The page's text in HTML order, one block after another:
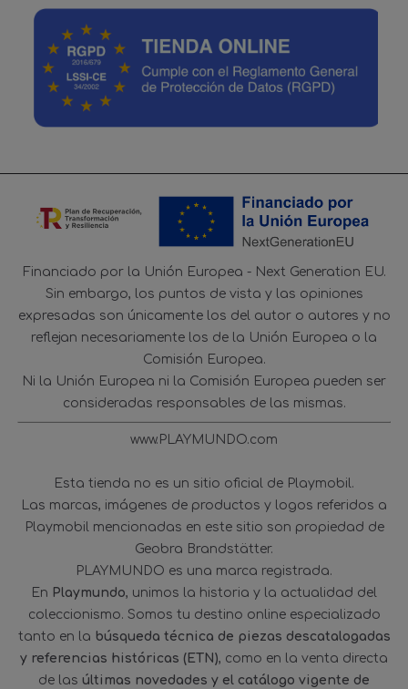
Financiado por la Unión Europea - Next Generation EU.
Sin embargo, los puntos de vista y las opiniones
expresadas son únicamente los del autor o autores y no
reflejan necesariamente los de la Unión Europea o la
Comisión Europea.
Ni la Unión Europea ni la Comisión Europea pueden ser
consideradas responsables de las mismas.
www.PLAYMUNDO.com
Esta tienda no es un sitio oficial de Playmobil.
Las marcas, imágenes de productos y logos referidos a
Playmobil mencionadas en este sitio son propiedad de
Geobra Brandstätter.
PLAYMUNDO es una marca registrada.
En Playmundo, unimos la historia y la actualidad del
coleccionismo. Somos tu destino online especializado
tanto en la búsqueda técnica de piezas descatalogadas
y referencias históricas (ETN), como en la venta directa
de las últimas novedades y el catálogo vigente de